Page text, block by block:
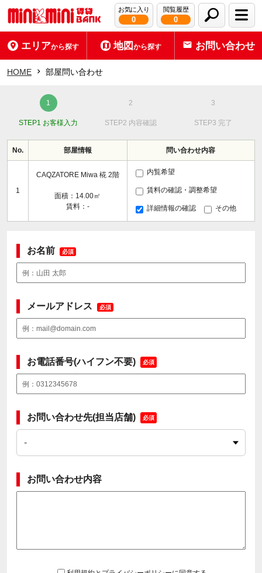
お気に入り
0
閲覧履歴
0
エリアから探す 地図から探す お問い合わせ
HOME 部屋問い合わせ
STEP1 お客様入力 STEP2 内容確認 STEP3 完了
No. 部屋情報 問い合わせ内容
1
CAQZATORE Miwa 椛 2階
面積：14.00㎡
賃料：-
内覧希望
賃料の確認・調整希望
詳細情報の確認 その他
お名前 必須
メールアドレス 必須
お電話番号(ハイフン不要) 必須
お問い合わせ先(担当店舗) 必須
お問い合わせ内容